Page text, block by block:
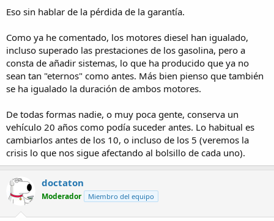
Por qué? Porque cuando el motor gira a bajo o medio régimen o en
porcentaje de gases de escape hacia el colector de admisión. Estos
gases de escape, como he dicho antes, tienen un bajo contenido de
oxígeno y por tanto no pueden reaccionar en la cámara de
combustión. Al producirse la explosión, solamente se quema el
combustible de una parte de la cámara, por lo que se genera menos
calor. La menor temperatura dificulta la aparición de los óxidos de
Por todo lo dicho anteriormente, mucha gente con motores TDi o
HDI ha considerado que la contaminación no les importa un
pimiento o que no es su problema, y que son más las contras que
los pros de tener este sistema y ha decidido anular las EGR.
Lo poco que he podido sacar en claro es que:
1- no mejora la potencia del motor,
2- se ensucia mucho menos el sistema de admisión
3- disminuye algo el consumo y
4- mejora las prestaciones del motor en regímenes medios.
Eso sin hablar de la pérdida de la garantía.
Como ya he comentado, los motores diesel han igualado,
incluso superado las prestaciones de los gasolina, pero a
consta de añadir sistemas, lo que ha producido que ya no
sean tan "eternos" como antes. Más bien pienso que también
se ha igualado la duración de ambos motores.
De todas formas nadie, o muy poca gente, conserva un
vehículo 20 años como podía suceder antes. Lo habitual es
cambiarlos antes de los 10, o incluso de los 5 (veremos la
crisis lo que nos sigue afectando al bolsillo de cada uno).
doctaton
Moderador Miembro del equipo